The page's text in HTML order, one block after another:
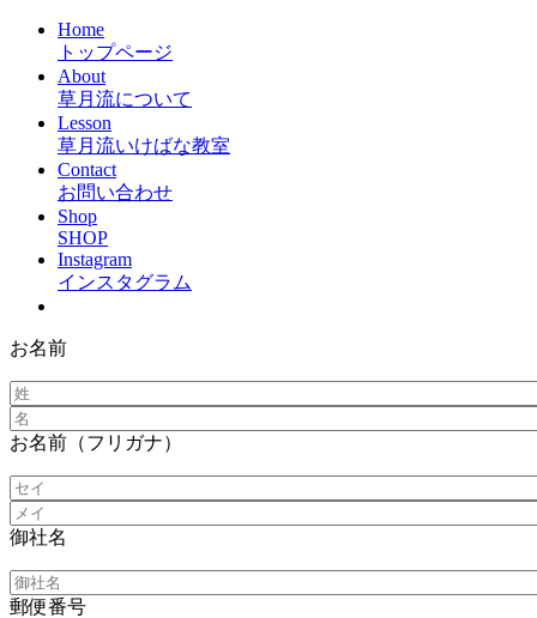
Home
トップページ
About
草月流について
Lesson
草月流いけばな教室
Contact
お問い合わせ
Shop
SHOP
Instagram
インスタグラム
お名前
お名前（フリガナ）
御社名
郵便番号